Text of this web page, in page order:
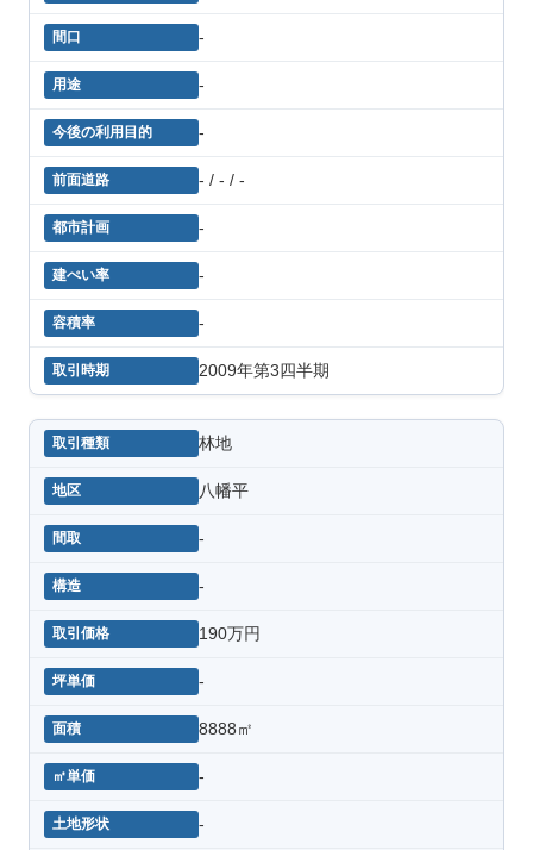
-
-
-
- / - / -
-
-
-
2009年第3四半期
林地
八幡平
-
-
190万円
-
8888㎡
-
-